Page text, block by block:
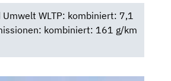
WLTP: kombiniert: 7,1
kombiniert: 161 g/km